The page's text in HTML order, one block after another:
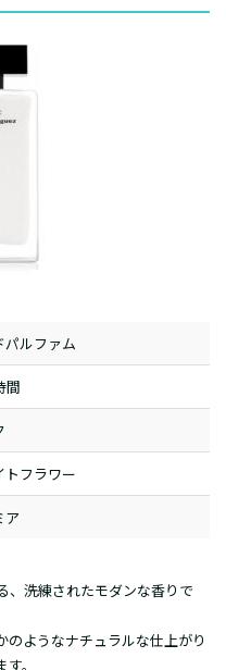
パルファム
間
トフラワー
ア
、洗練されたモダンな香りで
ようなナチュラルな仕上がり
。